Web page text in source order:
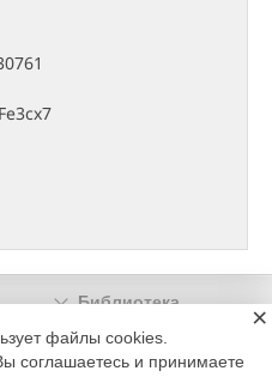
Библиотека
Реклама
файлы cookies.
соглашаетесь и принимаете
×